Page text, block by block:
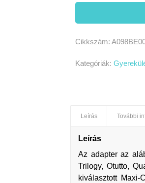
Cikkszám:
Kategóriák:
Leírás További
Leírás
Az adapter az
Trilogy, Otutto,
kiválasztott Maxi-